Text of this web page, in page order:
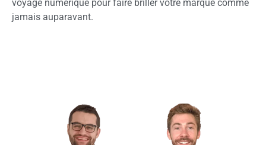
voyage numérique pour faire briller votre marque comme
jamais auparavant.